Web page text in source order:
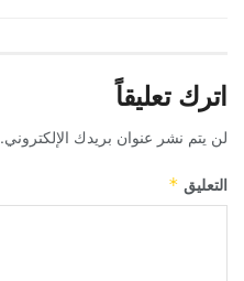
اترك تعليقاً
لن يتم نشر عنوان بريدك الإلكتروني.
التعليق *